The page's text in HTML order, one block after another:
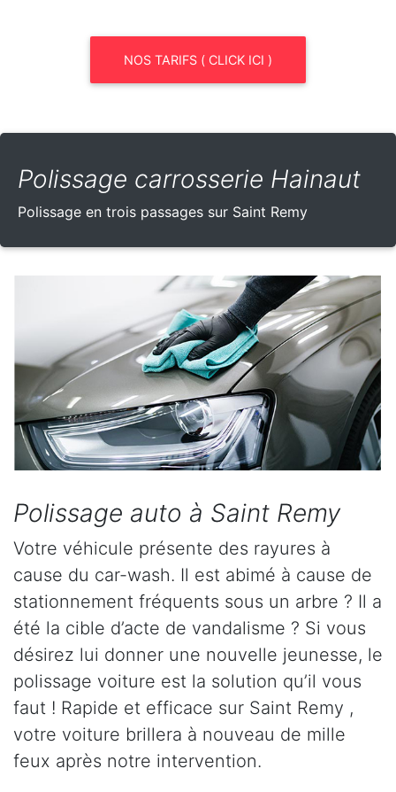
NOS TARIFS ( CLICK ICI )
Polissage carrosserie Hainaut
Polissage en trois passages sur Saint Remy
Polissage auto à Saint Remy
Votre véhicule présente des rayures à
cause du car-wash. Il est abimé à cause de
stationnement fréquents sous un arbre ? Il a
été la cible d’acte de vandalisme ? Si vous
désirez lui donner une nouvelle jeunesse, le
polissage voiture est la solution qu’il vous
faut ! Rapide et efficace sur Saint Remy ,
votre voiture brillera à nouveau de mille
feux après notre intervention.